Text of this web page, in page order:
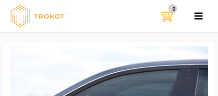
MAIN